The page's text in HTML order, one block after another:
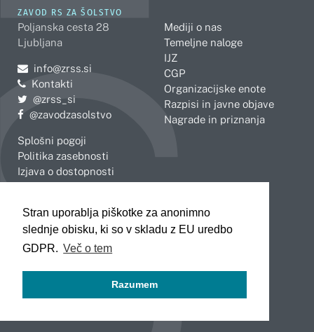
Stran uporablja piškotke za anonimno
slednje obisku, ki so v skladu z EU uredbo
GDPR. Več o tem
Razumem
ZAVOD RS ZA ŠOLSTVO
Poljanska cesta 28
Ljubljana
Pošljite e-mail na
info@zrss.si
Kontakti
Pojdite na Twitter:
@zrss_si
Pojdite na Facebook:
@zavodzasolstvo
Splošni pogoji
Politika zasebnosti
Izjava o dostopnosti
Mediji o nas
Temeljne naloge
IJZ
CGP
Organizacijske enote
Razpisi in javne objave
Nagrade in priznanja
Celje
Koper
Kranj
Novo mesto
Slovenj Gradec